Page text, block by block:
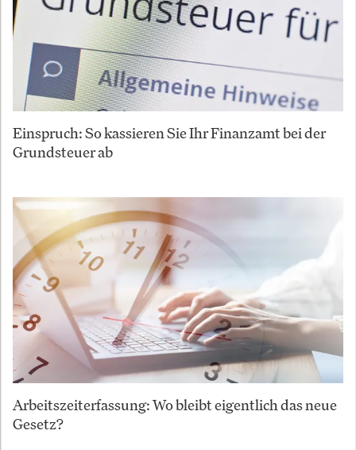
Einspruch: So kassieren Sie Ihr Finanzamt bei der
Grundsteuer ab
Arbeitszeiterfassung: Wo bleibt eigentlich das neue
Gesetz?